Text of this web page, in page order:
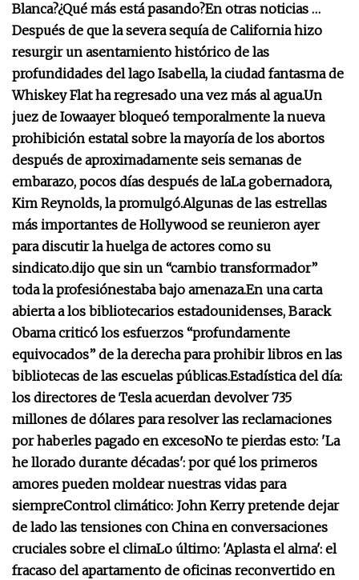
Blanca?¿Qué más está pasando?En otras noticias …
Después de que la severa sequía de California hizo
resurgir un asentamiento histórico de las
profundidades del lago Isabella, la ciudad fantasma de
Whiskey Flat ha regresado una vez más al agua.Un
juez de Iowaayer bloqueó temporalmente la nueva
prohibición estatal sobre la mayoría de los abortos
después de aproximadamente seis semanas de
embarazo, pocos días después de laLa gobernadora,
Kim Reynolds, la promulgó.Algunas de las estrellas
más importantes de Hollywood se reunieron ayer
para discutir la huelga de actores como su
sindicato.dijo que sin un “cambio transformador”
toda la profesiónestaba bajo amenaza.En una carta
abierta a los bibliotecarios estadounidenses, Barack
Obama criticó los esfuerzos “profundamente
equivocados” de la derecha para prohibir libros en las
bibliotecas de las escuelas públicas.Estadística del día:
los directores de Tesla acuerdan devolver 735
millones de dólares para resolver las reclamaciones
por haberles pagado en excesoNo te pierdas esto: 'La
he llorado durante décadas': por qué los primeros
amores pueden moldear nuestras vidas para
siempreControl climático: John Kerry pretende dejar
de lado las tensiones con China en conversaciones
cruciales sobre el climaLo último: 'Aplasta el alma': el
fracaso del apartamento de oficinas reconvertido en